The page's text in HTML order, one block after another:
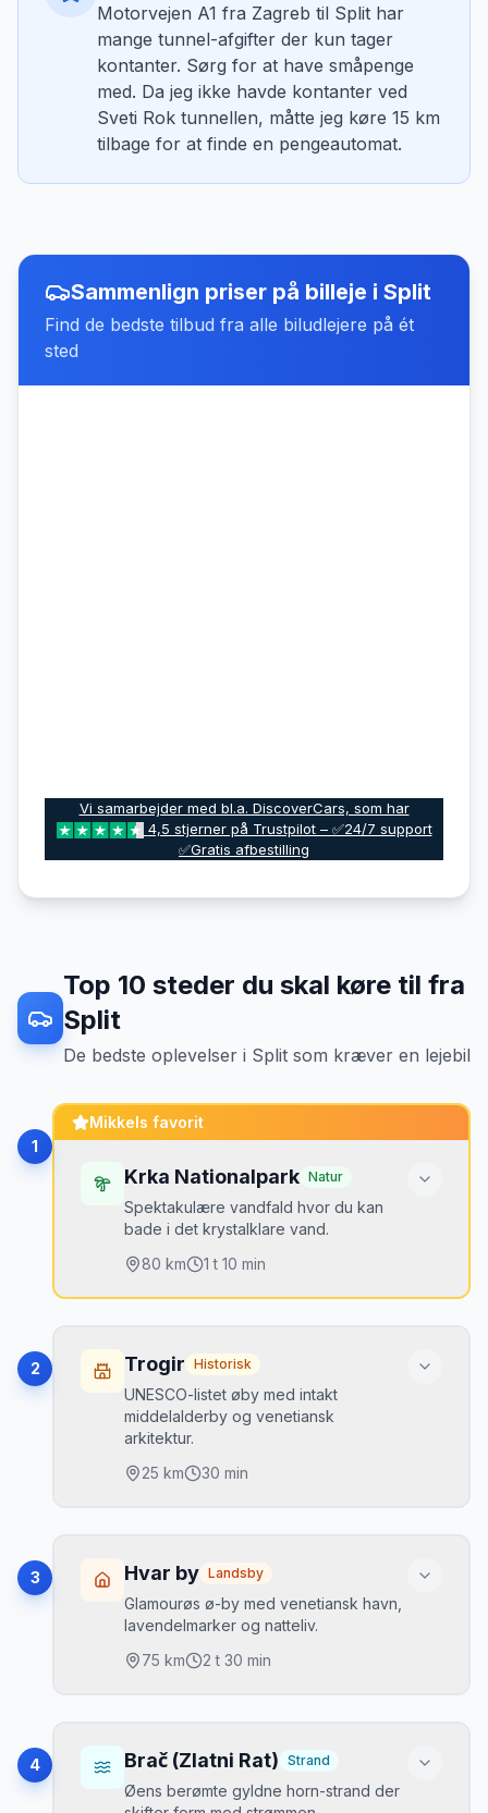
Motorvejen A1 fra Zagreb til Split har
mange tunnel-afgifter der kun tager
kontanter. Sørg for at have småpenge
med. Da jeg ikke havde kontanter ved
Sveti Rok tunnellen, måtte jeg køre 15 km
tilbage for at finde en pengeautomat.
Sammenlign priser på billeje i Split
Find de bedste tilbud fra alle biludlejere på ét
sted
Vi samarbejder med bl.a. DiscoverCars, som har
4,5 stjerner på Trustpilot – ✅24/7 support
✅Gratis afbestilling
Top 10 steder du skal køre til fra
Split
De bedste oplevelser i Splitsom kræver en lejebil
1
Mikkels favorit
Krka Nationalpark Natur
Spektakulære vandfald hvor du kan
bade i det krystalklare vand.
80 km 1 t 10 min
• Skradinski buk vandfald
Badning ved vandfald
Klosterø
Bedste tidspunkt
Stor parkering ved Lozovac (inkl. i billet)
Mikkels tip
shuttlebus fra Lozovac. Kroatisk kørsel er
2 Trogir Historisk
UNESCO-listet øby med intakt
middelalderby og venetiansk
arkitektur.
25 km 30 min
•
Katedral
Kamerlengo-fæstning
Stenbrolagte gader
Parkering
Betalt parkering på fastlandet
3 Hvar by Landsby
Glamourøs ø-by med venetiansk havn,
lavendelmarker og natteliv.
75 km 2 t 30 min
• Venetiansk plads
Lavendelmarker
4 Brač (Zlatni Rat) Strand
Øens berømte gyldne horn-strand der